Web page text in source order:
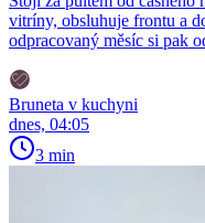
vitríny, obsluhuje frontu a
odpracovaný měsíc si pak
Bruneta v kuchyni
dnes, 04:05
3 min